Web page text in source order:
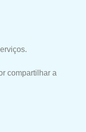
compartilhar a